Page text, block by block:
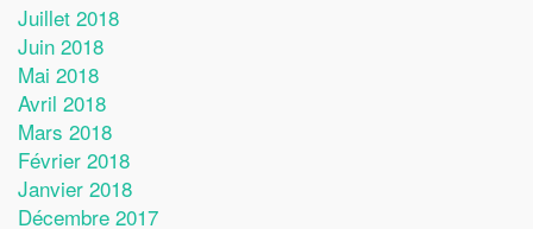
Juillet 2018
Juin 2018
Mai 2018
Avril 2018
Mars 2018
Février 2018
Janvier 2018
Décembre 2017